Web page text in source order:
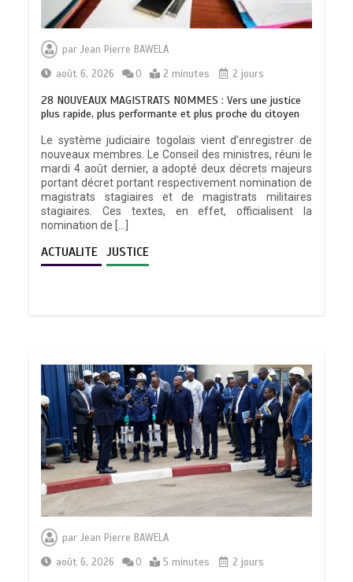
parJean Pierre BAWELA
août 6, 2026
0 2 minutes 2 jours
28 NOUVEAUX MAGISTRATS NOMMES : Vers une justice
plus rapide, plus performante et plus proche du citoyen
Le système judiciaire togolais vient d’enregistrer de
nouveaux membres. Le Conseil des ministres, réuni le
mardi 4 août dernier, a adopté deux décrets majeurs
portant décret portant respectivement nomination de
magistrats stagiaires et de magistrats militaires
stagiaires. Ces textes, en effet, officialisent la
nomination de […]
ACTUALITE JUSTICE
parJean Pierre BAWELA
août 6, 2026
0 5 minutes 2 jours